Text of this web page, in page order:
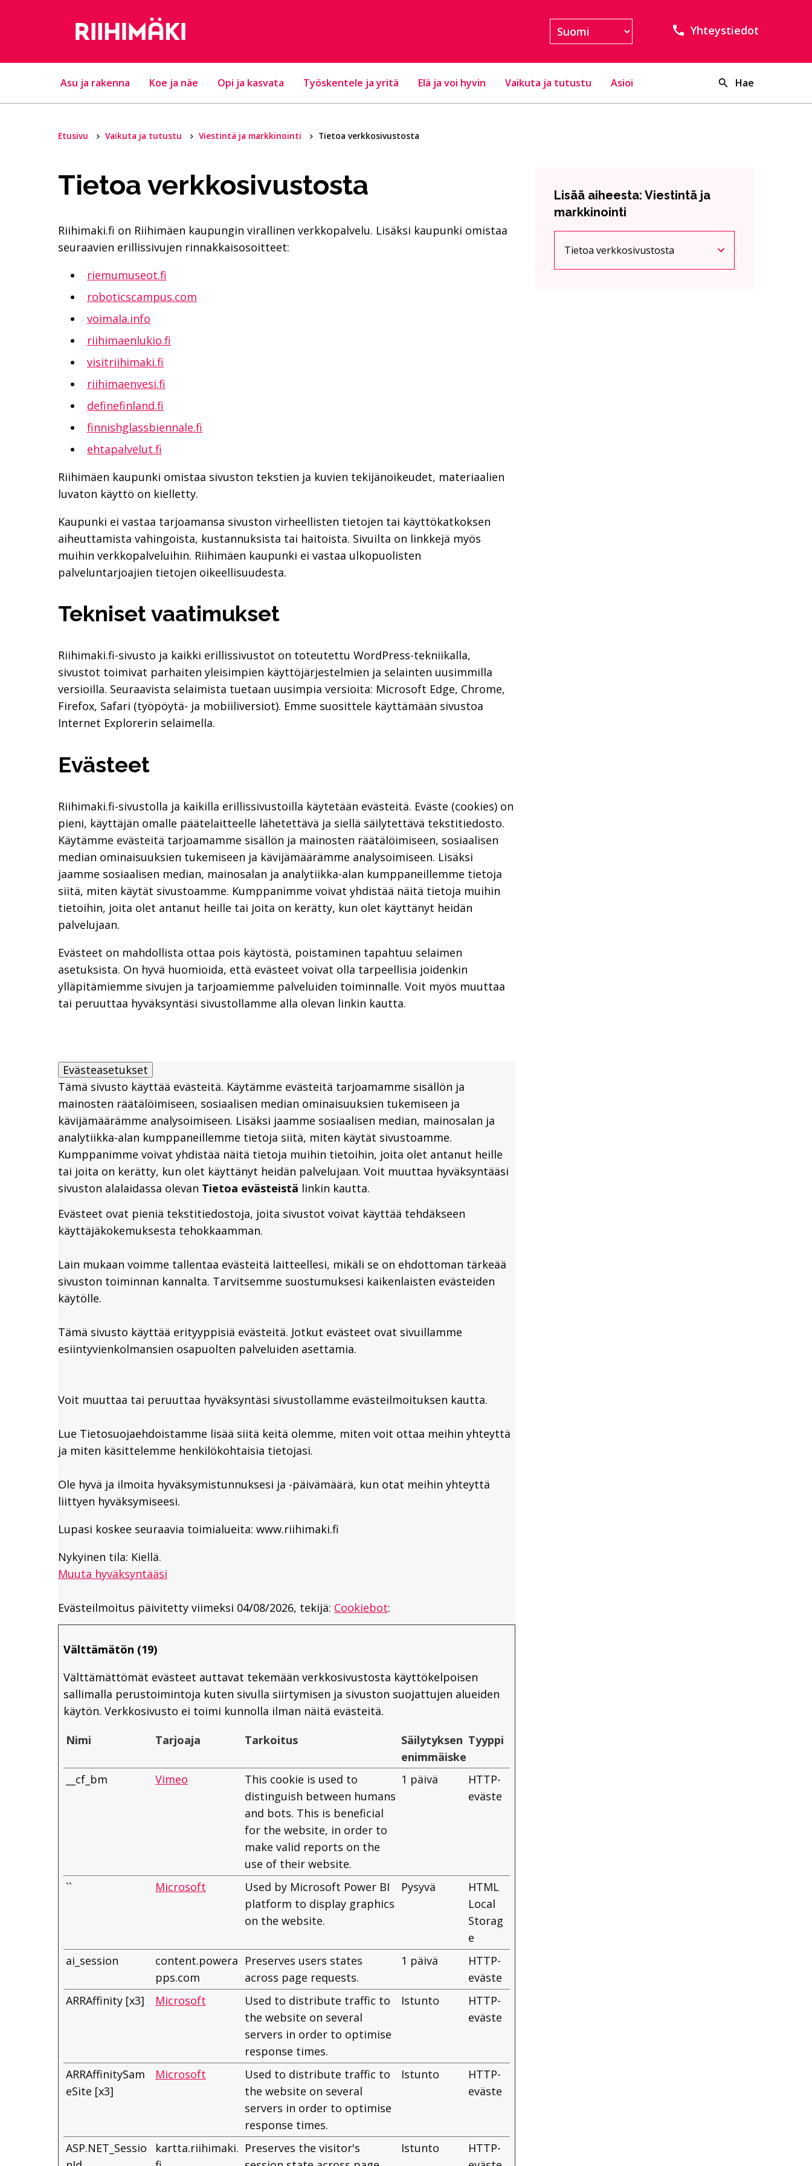
Yhteystiedot
Asu ja rakenna Koe ja näe Opi ja kasvata Työskentele ja yritä Elä ja voi hyvin Vaikuta ja tutustu Asioi Hae
Etusivu Vaikuta ja tutustu Viestintä ja markkinointi Tietoa verkkosivustosta
Tietoa verkkosivustosta
Riihimaki.fi on Riihimäen kaupungin virallinen verkkopalvelu. Lisäksi kaupunki omistaa
seuraavien erillissivujen rinnakkaisosoitteet:
riemumuseot.fi
roboticscampus.com
voimala.info
riihimaenlukio.fi
visitriihimaki.fi
riihimaenvesi.fi
definefinland.fi
finnishglassbiennale.fi
ehtapalvelut.fi
Riihimäen kaupunki omistaa sivuston tekstien ja kuvien tekijänoikeudet, materiaalien
luvaton käyttö on kielletty.
Kaupunki ei vastaa tarjoamansa sivuston virheellisten tietojen tai käyttökatkoksen
aiheuttamista vahingoista, kustannuksista tai haitoista. Sivuilta on linkkejä myös
muihin verkkopalveluihin. Riihimäen kaupunki ei vastaa ulkopuolisten
palveluntarjoajien tietojen oikeellisuudesta.
Tekniset vaatimukset
Riihimaki.fi-sivusto ja kaikki erillissivustot on toteutettu WordPress-tekniikalla,
sivustot toimivat parhaiten yleisimpien käyttöjärjestelmien ja selainten uusimmilla
versioilla. Seuraavista selaimista tuetaan uusimpia versioita: Microsoft Edge, Chrome,
Firefox, Safari (työpöytä- ja mobiiliversiot). Emme suosittele käyttämään sivustoa
Internet Explorerin selaimella.
Evästeet
Riihimaki.fi-sivustolla ja kaikilla erillissivustoilla käytetään evästeitä. Eväste (cookies) on
pieni, käyttäjän omalle päätelaitteelle lähetettävä ja siellä säilytettävä tekstitiedosto.
Käytämme evästeitä tarjoamamme sisällön ja mainosten räätälöimiseen, sosiaalisen
median ominaisuuksien tukemiseen ja kävijämäärämme analysoimiseen. Lisäksi
jaamme sosiaalisen median, mainosalan ja analytiikka-alan kumppaneillemme tietoja
siitä, miten käytät sivustoamme. Kumppanimme voivat yhdistää näitä tietoja muihin
tietoihin, joita olet antanut heille tai joita on kerätty, kun olet käyttänyt heidän
palvelujaan.
Evästeet on mahdollista ottaa pois käytöstä, poistaminen tapahtuu selaimen
asetuksista. On hyvä huomioida, että evästeet voivat olla tarpeellisia joidenkin
ylläpitämiemme sivujen ja tarjoamiemme palveluiden toiminnalle. Voit myös muuttaa
tai peruuttaa hyväksyntäsi sivustollamme alla olevan linkin kautta.
Hyppää upotuksen yli: Evästeasetukset
Evästeasetukset
Evästeasetukset
Tämä sivusto käyttää evästeitä. Käytämme evästeitä tarjoamamme sisällön ja
mainosten räätälöimiseen, sosiaalisen median ominaisuuksien tukemiseen ja
kävijämäärämme analysoimiseen. Lisäksi jaamme sosiaalisen median, mainosalan ja
analytiikka-alan kumppaneillemme tietoja siitä, miten käytät sivustoamme.
Kumppanimme voivat yhdistää näitä tietoja muihin tietoihin, joita olet antanut heille
tai joita on kerätty, kun olet käyttänyt heidän palvelujaan. Voit muuttaa hyväksyntääsi
sivuston alalaidassa olevan Tietoa evästeistä linkin kautta.
Evästeet ovat pieniä tekstitiedostoja, joita sivustot voivat käyttää tehdäkseen
käyttäjäkokemuksesta tehokkaamman.
Lain mukaan voimme tallentaa evästeitä laitteellesi, mikäli se on ehdottoman tärkeää
sivuston toiminnan kannalta. Tarvitsemme suostumuksesi kaikenlaisten evästeiden
käytölle.
Tämä sivusto käyttää erityyppisiä evästeitä. Jotkut evästeet ovat sivuillamme
esiintyvienkolmansien osapuolten palveluiden asettamia.
Voit muuttaa tai peruuttaa hyväksyntäsi sivustollamme evästeilmoituksen kautta.
Lue Tietosuojaehdoistamme lisää siitä keitä olemme, miten voit ottaa meihin yhteyttä
ja miten käsittelemme henkilökohtaisia tietojasi.
Ole hyvä ja ilmoita hyväksymistunnuksesi ja -päivämäärä, kun otat meihin yhteyttä
liittyen hyväksymiseesi.
Lupasi koskee seuraavia toimialueita: www.riihimaki.fi
Nykyinen tila: Kiellä.
Muuta hyväksyntääsi
Evästeilmoitus päivitetty viimeksi 04/08/2026, tekijä: Cookiebot:
Välttämätön (19)
Välttämättömät evästeet auttavat tekemään verkkosivustosta käyttökelpoisen
sallimalla perustoimintoja kuten sivulla siirtymisen ja sivuston suojattujen alueiden
käytön. Verkkosivusto ei toimi kunnolla ilman näitä evästeitä.
Nimi
Tarjoaja Tarkoitus
Säilytyksen
enimmäiskesto
Tyyppi
__cf_bm Vimeo
This cookie is used to
distinguish between humans
and bots. This is beneficial
for the website, in order to
make valid reports on the
use of their website.
1 päivä
HTTP-
eväste
`` Microsoft
Used by Microsoft Power BI
platform to display graphics
on the website.
Pysyvä
HTML
Local
Storag
e
ai_session
content.powera
pps.com
Preserves users states
across page requests.
1 päivä
HTTP-
eväste
ARRAffinity [x3]
Microsoft
Used to distribute traffic to
the website on several
servers in order to optimise
response times.
Istunto
HTTP-
eväste
ARRAffinitySam
eSite [x3]
Microsoft
Used to distribute traffic to
the website on several
servers in order to optimise
response times.
Istunto
HTTP-
eväste
ASP.NET_Sessio
kartta.riihimaki. Preserves the visitor's
Istunto
HTTP-
Lisää aiheesta: Viestintä ja
markkinointi
Nykyinen sivu
Tietoa verkkosivustosta
Klikkaa käyttääksesi valikkoa